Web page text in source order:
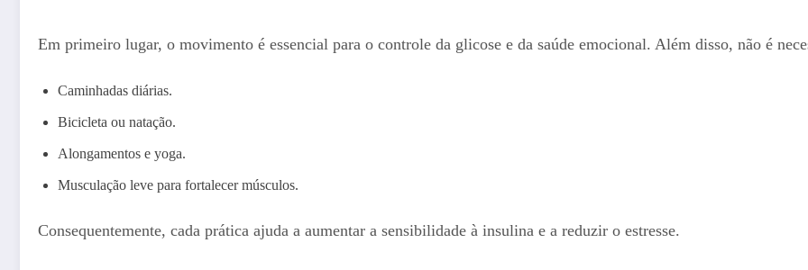
Em primeiro lugar, o movimento é essencial para o controle da glicose e da saúde emocional. Além disso, não é
Caminhadas diárias.
Bicicleta ou natação.
Alongamentos e yoga.
Musculação leve para fortalecer músculos.
Consequentemente, cada prática ajuda a aumentar a sensibilidade à insulina e a reduzir o estresse.